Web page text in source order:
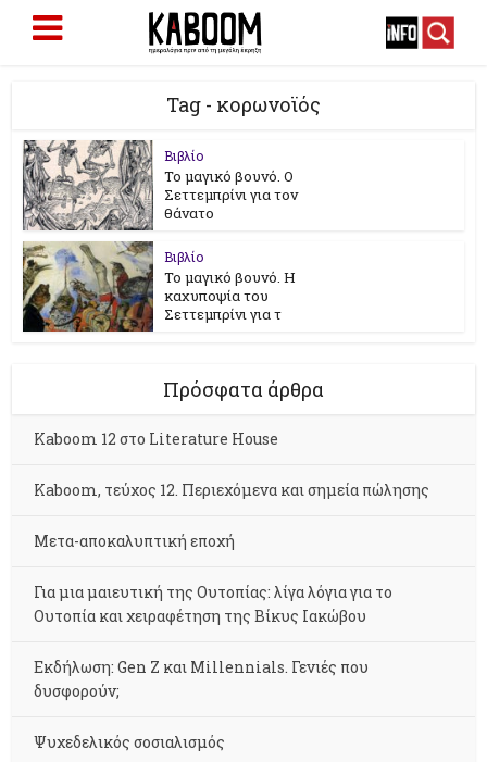
Tag - κορωνοϊός
Βιβλίο
Το μαγικό βουνό. Ο
Σεττεμπρίνι για τον
θάνατο
Βιβλίο
Το μαγικό βουνό. Η
καχυποψία του
Σεττεμπρίνι για τ
Πρόσφατα άρθρα
Kaboom 12 στο Literature House
Kaboom, τεύχος 12. Περιεχόμενα και σημεία πώλησης
Μετα-αποκαλυπτική εποχή
Για μια μαιευτική της Ουτοπίας: λίγα λόγια για το
Ουτοπία και χειραφέτηση της Βίκυς Ιακώβου
Εκδήλωση: Gen Z και Millennials. Γενιές που
δυσφορούν;
Ψυχεδελικός σοσιαλισμός